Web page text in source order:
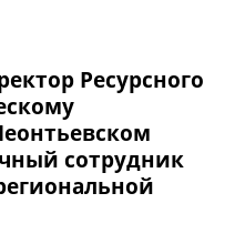
Ресурсного
сотрудник